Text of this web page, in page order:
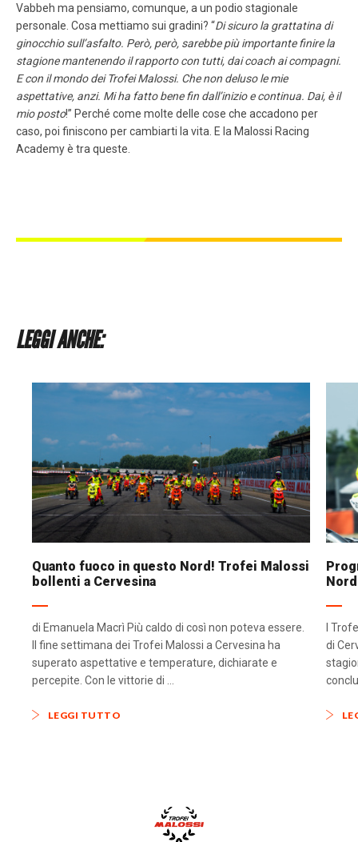
Vabbeh ma pensiamo, comunque, a un podio stagionale
personale. Cosa mettiamo sui gradini? “Di sicuro la grattatina di
ginocchio sull’asfalto. Però, però, sarebbe più importante finire la
stagione mantenendo il rapporto con tutti, dai coach ai compagni.
E con il mondo dei Trofei Malossi. Che non deluso le mie
aspettative, anzi. Mi ha fatto bene fin dall’inizio e continua. Dai, è il
mio posto!” Perché come molte delle cose che accadono per
caso, poi finiscono per cambiarti la vita. E la Malossi Racing
Academy è tra queste.
LEGGI ANCHE:
Quanto fuoco in questo Nord! Trofei Malossi
bollenti a Cervesina
di Emanuela Macrì Più caldo di così non poteva essere.
Il fine settimana dei Trofei Malossi a Cervesina ha
superato aspettative e temperature, dichiarate e
percepite. Con le vittorie di ...
LEGGI TUTTO
I
di